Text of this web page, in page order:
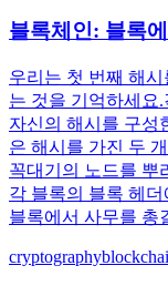
블록체인: 블록
우리는 첫 번째 해
는 것을 기억하세요
자신의 해시를 구성
은 해시를 가진 두
꼭대기의 노드를 뿌
각 블록의 블록 헤
블록에서 사무를 총
cryptography